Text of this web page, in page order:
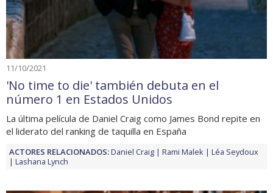
11/10/2021
'No time to die' también debuta en el
número 1 en Estados Unidos
La última película de Daniel Craig como James Bond repite en
el liderato del ranking de taquilla en España
ACTORES RELACIONADOS:Daniel Craig Rami Malek
Léa Seydoux
Lashana Lynch